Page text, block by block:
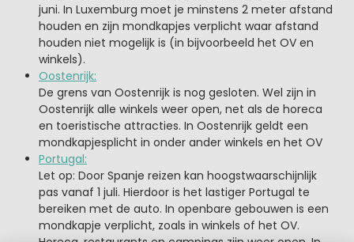
juni. In Luxemburg moet je minstens 2 meter afstand
houden en zijn mondkapjes verplicht waar afstand
houden niet mogelijk is (in bijvoorbeeld het OV en
winkels).
Oostenrijk:
De grens van Oostenrijk is nog gesloten. Wel zijn in
Oostenrijk alle winkels weer open, net als de horeca
en toeristische attracties. In Oostenrijk geldt een
mondkapjesplicht in onder ander winkels en het OV
Portugal:
Let op: Door Spanje reizen kan hoogstwaarschijnlijk
pas vanaf 1 juli. Hierdoor is het lastiger Portugal te
bereiken met de auto. In openbare gebouwen is een
mondkapje verplicht, zoals in winkels of het OV.